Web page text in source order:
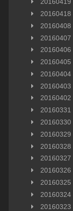
20160418
20160408
20160407
20160406
20160405
20160404
20160403
20160402
20160331
20160330
20160329
20160328
20160327
20160326
20160325
20160324
20160323